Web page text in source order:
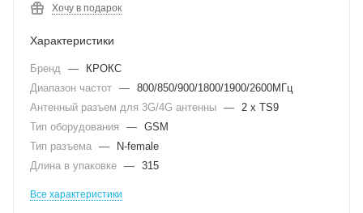
Хочу в подарок
Характеристики
Бренд —
КРОКС
Диапазон частот — 800/850/900/1800/1900/2600МГц
Антенный разъем для 3G/4G антенны — 2 x TS9
Тип оборудования
— GSM
Тип разъема —
N-female
Длина в упаковке — 315
Все характеристики